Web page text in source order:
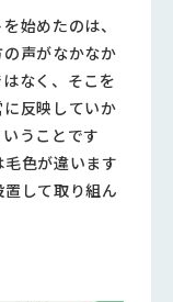
始めたのは、
声がなかなか
なく、そこを
反映していか
うことです
色が違います
して取り組ん